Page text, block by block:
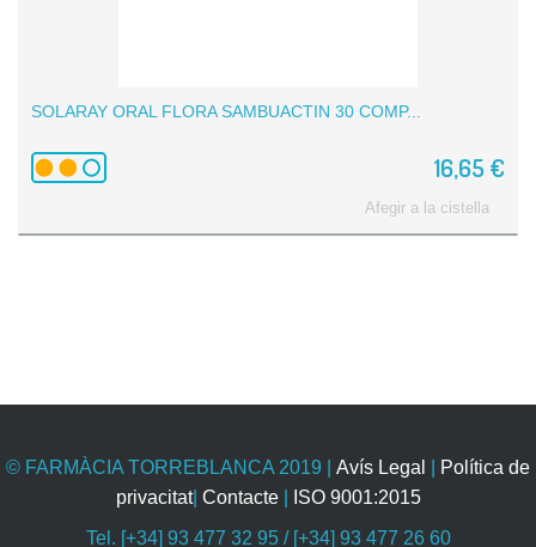
SOLARAY ORAL FLORA SAMBUACTIN 30 COMP...
16,65 €
Afegir a la cistella
© FARMÀCIA TORREBLANCA 2019 Avís Legal
Política de
privacitat| Contacte
ISO 9001:2015
Tel. [+34] 93 477 32 95 / [+34] 93 477 26 60